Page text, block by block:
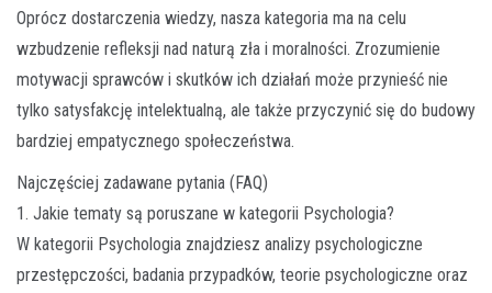
Oprócz dostarczenia wiedzy, nasza kategoria ma na celu
wzbudzenie refleksji nad naturą zła i moralności. Zrozumienie
motywacji sprawców i skutków ich działań może przynieść nie
tylko satysfakcję intelektualną, ale także przyczynić się do budowy
bardziej empatycznego społeczeństwa.
Najczęściej zadawane pytania (FAQ)
1. Jakie tematy są poruszane w kategorii Psychologia?
W kategorii Psychologia znajdziesz analizy psychologiczne
przestępczości, badania przypadków, teorie psychologiczne oraz